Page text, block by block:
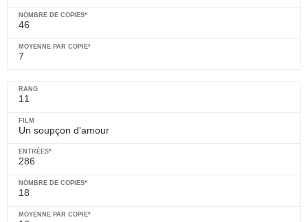
46
7
11
Un soupçon d'amour
286
18